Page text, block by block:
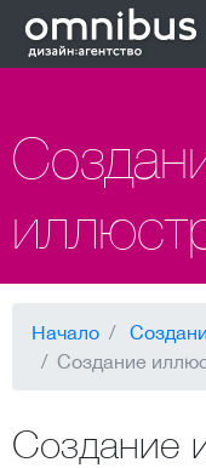
Начало
Создание
Создание